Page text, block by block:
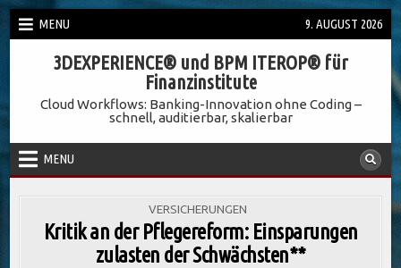
Skip
to
MENU 9. AUGUST 2026
3DEXPERIENCE® und BPM ITEROP® für
Finanzinstitute
Cloud Workflows: Banking-Innovation ohne Coding –
schnell, auditierbar, skalierbar
MENU
POSTED
IN
VERSICHERUNGEN
Kritik an der Pflegereform: Einsparungen
zulasten der Schwächsten**